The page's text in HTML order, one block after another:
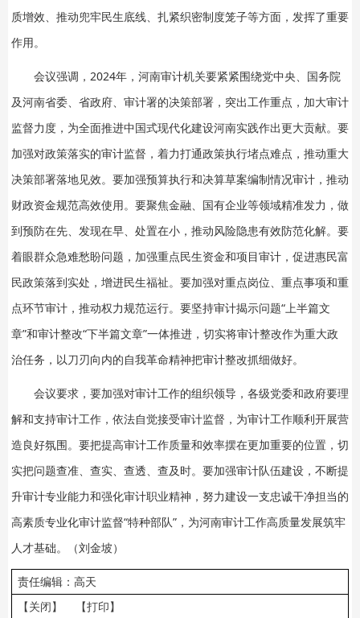
质增效、推动兜牢民生底线、扎紧织密制度笼子等方面，发挥了重要
作用。
会议强调，2024年，河南审计机关要紧紧围绕党中央、国务院
及河南省委、省政府、审计署的决策部署，突出工作重点，加大审计
监督力度，为全面推进中国式现代化建设河南实践作出更大贡献。要
加强对政策落实的审计监督，着力打通政策执行堵点难点，推动重大
决策部署落地见效。要加强预算执行和决算草案编制情况审计，推动
财政资金规范高效使用。要聚焦金融、国有企业等领域精准发力，做
到预防在先、发现在早、处置在小，推动风险隐患有效防范化解。要
着眼群众急难愁盼问题，加强重点民生资金和项目审计，促进惠民富
民政策落到实处，增进民生福祉。要加强对重点岗位、重点事项和重
点环节审计，推动权力规范运行。要坚持审计揭示问题“上半篇文
章”和审计整改“下半篇文章”一体推进，切实将审计整改作为重大政
治任务，以刀刃向内的自我革命精神把审计整改抓细做好。
会议要求，要加强对审计工作的组织领导，各级党委和政府要理
解和支持审计工作，依法自觉接受审计监督，为审计工作顺利开展营
造良好氛围。要把提高审计工作质量和效率摆在更加重要的位置，切
实把问题查准、查实、查透、查及时。要加强审计队伍建设，不断提
升审计专业能力和强化审计职业精神，努力建设一支忠诚干净担当的
高素质专业化审计监督“特种部队”，为河南审计工作高质量发展筑牢
人才基础。（刘金坡）
责任编辑：高天
【关闭】
【打印】